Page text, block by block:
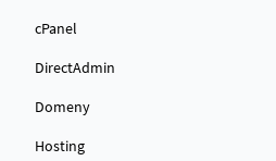
cPanel
DirectAdmin
Domeny
Hosting